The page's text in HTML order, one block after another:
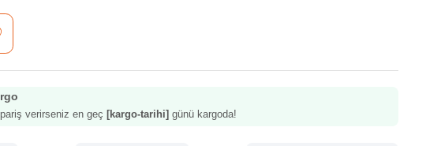
verirseniz en geç [kargo-tarihi] günü kargoda!